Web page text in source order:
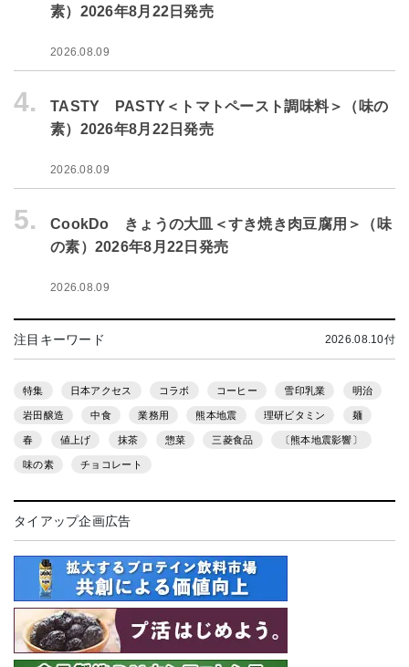
素）2026年8月22日発売
2026.08.09
4.
TASTY PASTY＜トマトペースト調味料＞（味の
素）2026年8月22日発売
2026.08.09
5.
CookDo きょうの大皿＜すき焼き肉豆腐用＞（味
の素）2026年8月22日発売
2026.08.09
注目キーワード 2026.08.10付
特集 日本アクセス コラボ コーヒー 雪印乳業 明治
岩田醸造 中食 業務用 熊本地震 理研ビタミン 麺
春 値上げ 抹茶 惣菜 三菱食品 〔熊本地震影響〕
味の素 チョコレート
タイアップ企画広告